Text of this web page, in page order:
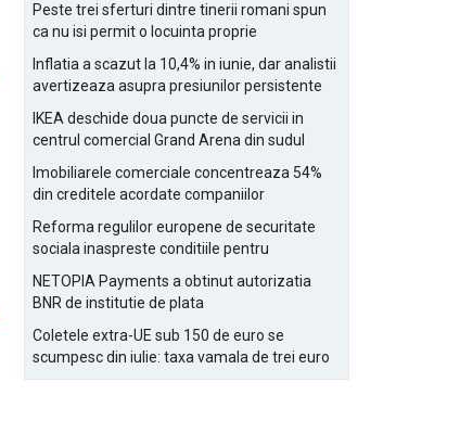
Peste trei sferturi dintre tinerii romani spun
ca nu isi permit o locuinta proprie
Inflatia a scazut la 10,4% in iunie, dar analistii
avertizeaza asupra presiunilor persistente
IKEA deschide doua puncte de servicii in
centrul comercial Grand Arena din sudul
Imobiliarele comerciale concentreaza 54%
din creditele acordate companiilor
Reforma regulilor europene de securitate
sociala inaspreste conditiile pentru
NETOPIA Payments a obtinut autorizatia
BNR de institutie de plata
Coletele extra-UE sub 150 de euro se
scumpesc din iulie: taxa vamala de trei euro
pe articol, adaugata la taxa logistica